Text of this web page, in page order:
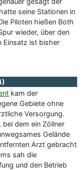
seine Stationen in
Piloten hießen Both
wieder, über den
Einsatz ist bisher
kam der
Gebiete ohne
Versorgung.
bei dem ein Zöllner
Gelände
Arzt gebracht
sah die
und den Betrieb